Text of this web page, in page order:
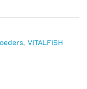
, VITALFISH